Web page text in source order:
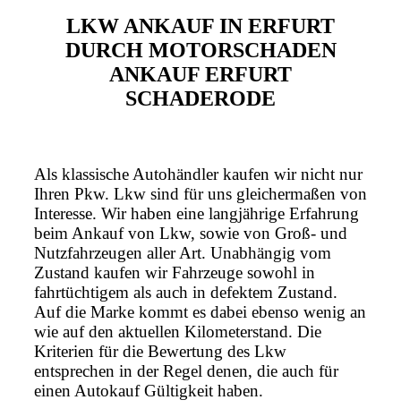
LKW ANKAUF IN ERFURT
DURCH MOTORSCHADEN
ANKAUF ERFURT
SCHADERODE
Als klassische Autohändler kaufen wir nicht nur
Ihren Pkw. Lkw sind für uns gleichermaßen von
Interesse. Wir haben eine langjährige Erfahrung
beim Ankauf von Lkw, sowie von Groß- und
Nutzfahrzeugen aller Art. Unabhängig vom
Zustand kaufen wir Fahrzeuge sowohl in
fahrtüchtigem als auch in defektem Zustand.
Auf die Marke kommt es dabei ebenso wenig an
wie auf den aktuellen Kilometerstand. Die
Kriterien für die Bewertung des Lkw
entsprechen in der Regel denen, die auch für
einen Autokauf Gültigkeit haben.